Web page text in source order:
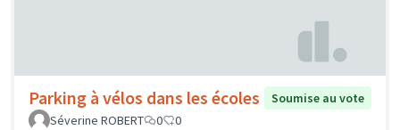
Parking à vélos dans les écoles
Soumise au vote
Séverine ROBERT
0 0